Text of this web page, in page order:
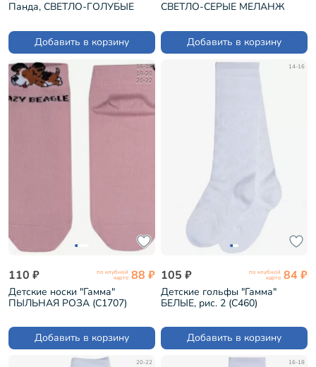
Панда, СВЕТЛО-ГОЛУБЫЕ
Добавить в корзину
СВЕТЛО-СЕРЫЕ МЕЛАНЖ
Добавить в корзину
16-18
18-20
20-22
110 ₽ по клубной
карте 88 ₽
Детские носки "Гамма"
ПЫЛЬНАЯ РОЗА (С1707)
Добавить в корзину
14-16
105 ₽ по клубной
карте 84 ₽
Детские гольфы "Гамма"
БЕЛЫЕ, рис. 2 (С460)
Добавить в корзину
20-22 16-18